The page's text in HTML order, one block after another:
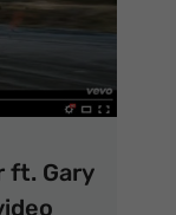
ft. Gary